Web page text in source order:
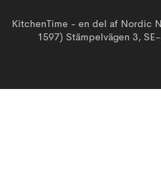
KitchenTime - en del af Nordic
1597) Stämpelvägen 3,